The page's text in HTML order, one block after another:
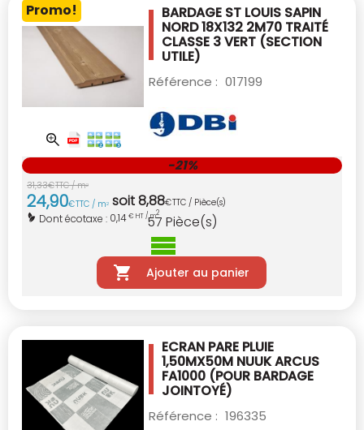
Promo! BARDAGE ST LOUIS SAPIN
NORD 18X132 2M70 TRAITÉ
CLASSE 3 VERT (SECTION
UTILE)
Référence : 017199
31,33€TTC / m2
24,90€TTC / m2 soit8,88€TTC / Pièce(s)
Dont écotaxe : 0,14€ HT / m2
-21%
57 Pièce(s)
Ajouter au panier
ECRAN PARE PLUIE
1,50MX50M NUUKARCUS
FA1000 (POUR BARDAGE
JOINTOYÉ)
Référence : 196335